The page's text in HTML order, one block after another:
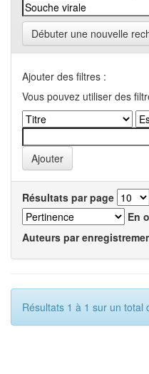
Débuter une nouvelle
Ajouter des filtres :
Vous pouvez utiliser des
Résultats par page
En
Auteurs par
Résultats 1 à 1 sur un total